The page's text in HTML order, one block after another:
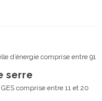
d’énergie comprise entre 91
serre
comprise entre 11 et 20